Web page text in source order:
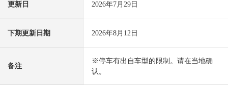
更新日 2026年7月29日
下期更新日期 2026年8月12日
备注
※停车有出自车型的限制。请在当地确
认。